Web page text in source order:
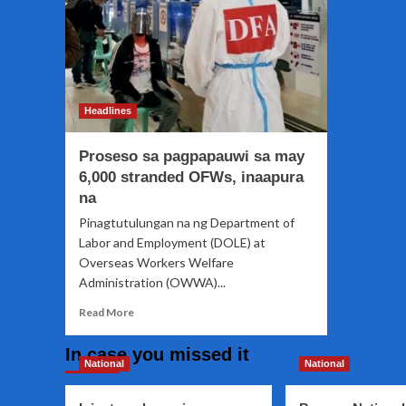
Headlines
Proseso sa pagpapauwi sa may
6,000 stranded OFWs, inaapura
na
Pinagtutulungan na ng Department of
Labor and Employment (DOLE) at
Overseas Workers Welfare
Administration (OWWA)...
Read MoreRead
Proseso
In case you missed it
National National